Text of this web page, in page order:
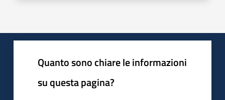
Quanto sono chiare le informazioni
su questa pagina?